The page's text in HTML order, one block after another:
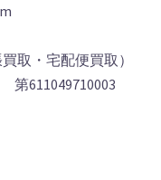
取・宅配便買取）
611049710003